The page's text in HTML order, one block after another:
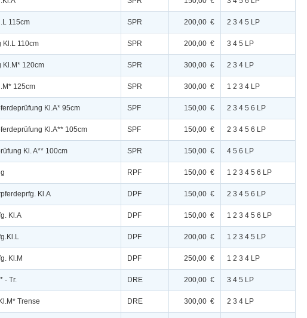
115cm SPR 200,00 € 2 3 4 5 LP
Kl.L 110cm SPR 200,00 € 3 4 5 LP
Kl.M* 120cm SPR 300,00 € 2 3 4 LP
125cm SPR 300,00 € 1 2 3 4 LP
Kl.A* 95cm SPF 150,00 € 2 3 4 5 6 LP
Kl.A** 105cm SPF 150,00 € 2 3 4 5 6 LP
Kl. A** 100cm SPR 150,00 € 4 5 6 LP
RPF 150,00 € 1 2 3 4 5 6 LP
Kl.A DPF 150,00 € 2 3 4 5 6 LP
Kl.A DPF 150,00 € 1 2 3 4 5 6 LP
DPF 200,00 € 1 2 3 4 5 LP
Kl.M DPF 250,00 € 1 2 3 4 LP
- Tr. DRE 200,00 € 3 4 5 LP
Trense DRE 300,00 € 2 3 4 LP